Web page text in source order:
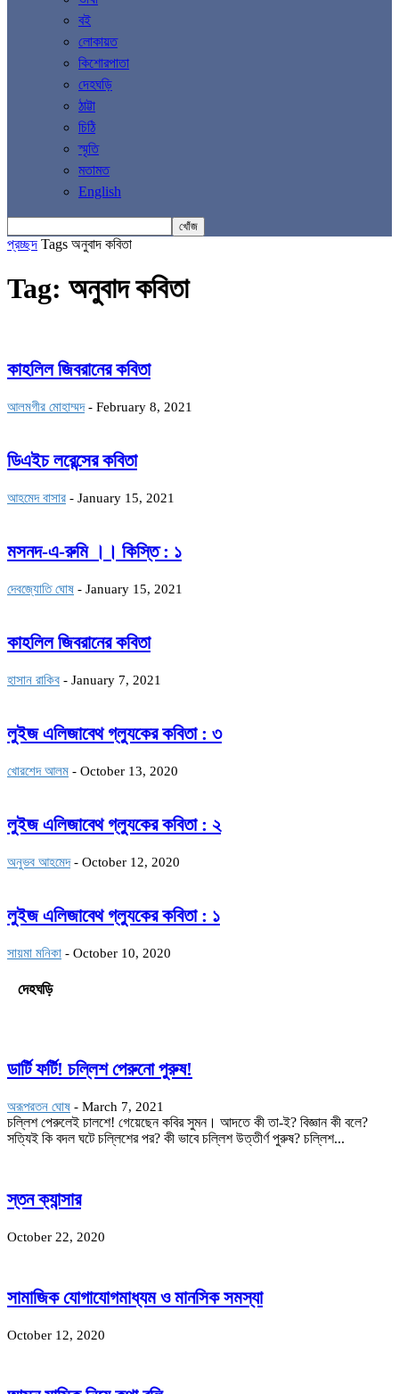
বই
লোকায়ত
কিশোরপাতা
দেহঘড়ি
ঠাট্টা
চিঠি
স্মৃতি
মতামত
English
প্রচ্ছদ Tags অনুবাদ কবিতা
Tag: অনুবাদ কবিতা
কাহলিল জিবরানের কবিতা
আলমগীর মোহাম্মদ - February 8, 2021
ডিএইচ লরেন্সের কবিতা
আহমেদ বাসার - January 15, 2021
মসনদ-এ-রুমি ।। কিস্তি : ১
দেবজ্যোতি ঘোষ - January 15, 2021
কাহলিল জিবরানের কবিতা
হাসান রাকিব - January 7, 2021
লুইজ এলিজাবেথ গ্ল্যুকের কবিতা : ৩
খোরশেদ আলম - October 13, 2020
লুইজ এলিজাবেথ গ্ল্যুকের কবিতা : ২
অনুভব আহমেদ - October 12, 2020
লুইজ এলিজাবেথ গ্ল্যুকের কবিতা : ১
সায়মা মনিকা - October 10, 2020
দেহঘড়ি
ডার্টি ফর্টি! চল্লিশ পেরুনো পুরুষ!
অরূপরতন ঘোষ - March 7, 2021
চল্লিশ পেরুলেই চালশে! গেয়েছেন কবির সুমন। আদতে কী তা-ই? বিজ্ঞান কী বলে?
সত্যিই কি বদল ঘটে চল্লিশের পর? কী ভাবে চল্লিশ উত্তীর্ণ পুরুষ? চল্লিশ...
স্তন ক্যান্সার
October 22, 2020
সামাজিক যোগাযোগমাধ্যম ও মানসিক সমস্যা
October 12, 2020